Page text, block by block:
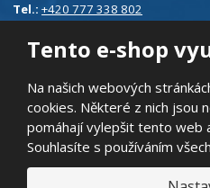
Tento e-shop
Na našich webových
cookies. Některé z nich jsou
pomáhají vylepšit tento web
Souhlasíte s používáním
Tel.:+420 777 338 802
© 2026, BOHEMIA ELSVIT s.r.o.
Prohlášení o přístupnosti|